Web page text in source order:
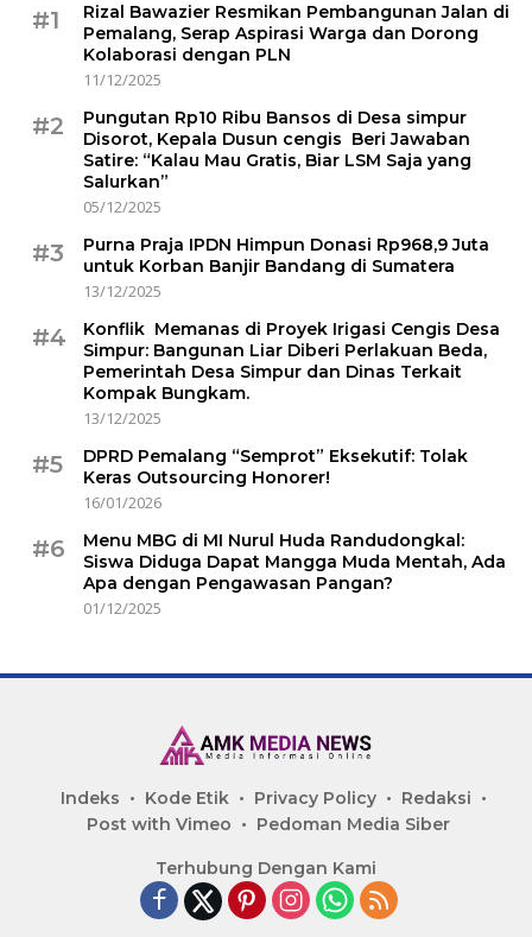
#1
Rizal Bawazier Resmikan Pembangunan Jalan di
Pemalang, Serap Aspirasi Warga dan Dorong
Kolaborasi dengan PLN
11/12/2025
#2
Pungutan Rp10 Ribu Bansos di Desa simpur
Disorot, Kepala Dusun cengis Beri Jawaban
Satire: “Kalau Mau Gratis, Biar LSM Saja yang
Salurkan”
05/12/2025
#3
Purna Praja IPDN Himpun Donasi Rp968,9 Juta
untuk Korban Banjir Bandang di Sumatera
13/12/2025
#4
Konflik Memanas di Proyek Irigasi Cengis Desa
Simpur: Bangunan Liar Diberi Perlakuan Beda,
Pemerintah Desa Simpur dan Dinas Terkait
Kompak Bungkam.
13/12/2025
#5
DPRD Pemalang “Semprot” Eksekutif: Tolak
Keras Outsourcing Honorer!
16/01/2026
#6
Menu MBG di MI Nurul Huda Randudongkal:
Siswa Diduga Dapat Mangga Muda Mentah, Ada
Apa dengan Pengawasan Pangan?
01/12/2025
Indeks Kode Etik Privacy Policy
Redaksi
Post with Vimeo
Pedoman Media Siber
Terhubung Dengan Kami